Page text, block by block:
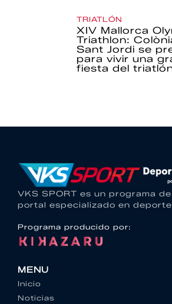
TRIATLÓN
XIV Mallorca
Triathlon:
Sant Jordi se
para vivir una
fiesta del
VKS SPORT es un programa
portal especializado en
Programa producido por:
MENU
Inicio
Noticias